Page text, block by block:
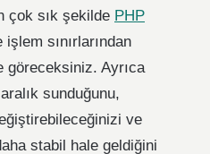
çok sık şekilde PHP
sınırlarından
göreceksiniz. Ayrıca
sunduğunu,
ve
stabil hale geldiğini